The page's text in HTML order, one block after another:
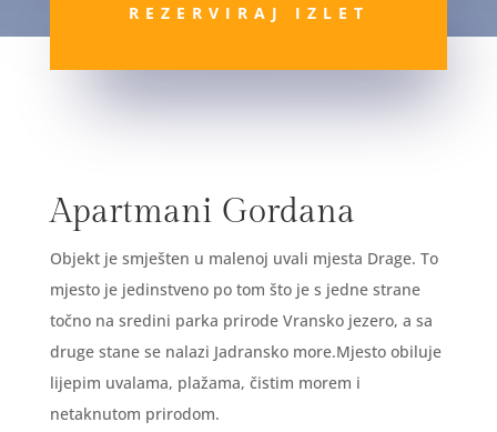
REZERVIRAJ IZLET
Apartmani Gordana
Objekt je smješten u malenoj uvali mjesta Drage. To
mjesto je jedinstveno po tom što je s jedne strane
točno na sredini parka prirode Vransko jezero, a sa
druge stane se nalazi Jadransko more.Mjesto obiluje
lijepim uvalama, plažama, čistim morem i
netaknutom prirodom.